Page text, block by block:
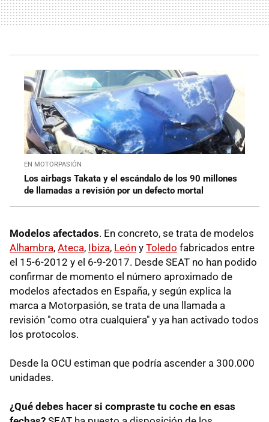
EN MOTORPASIÓN
Los airbags Takata y el escándalo de los 90 millones
de llamadas a revisión por un defecto mortal
Modelos afectados. En concreto, se trata de modelos
Alhambra, Ateca, Ibiza, León y Toledo fabricados entre
el 15-6-2012 y el 6-9-2017. Desde SEAT no han podido
confirmar de momento el número aproximado de
modelos afectados en España, y según explica la
marca a Motorpasión, se trata de una llamada a
revisión "como otra cualquiera" y ya han activado todos
los protocolos.
Desde la OCU estiman que podría ascender a 300.000
unidades.
¿Qué debes hacer si compraste tu coche en esas